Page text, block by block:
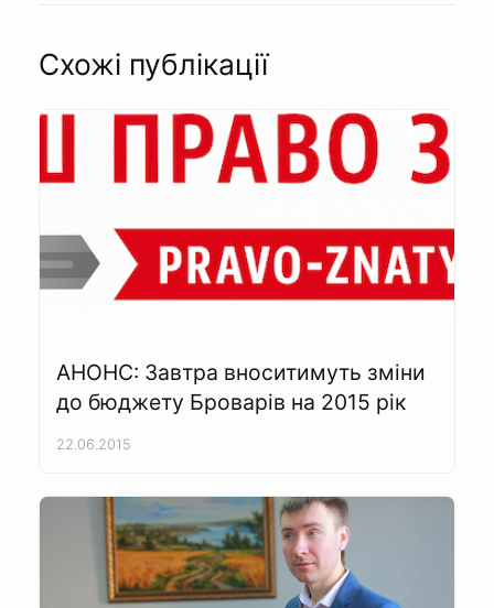
Схожі публікації
АНОНС: Завтра вноситимуть зміни
до бюджету Броварів на 2015 рік
22.06.2015